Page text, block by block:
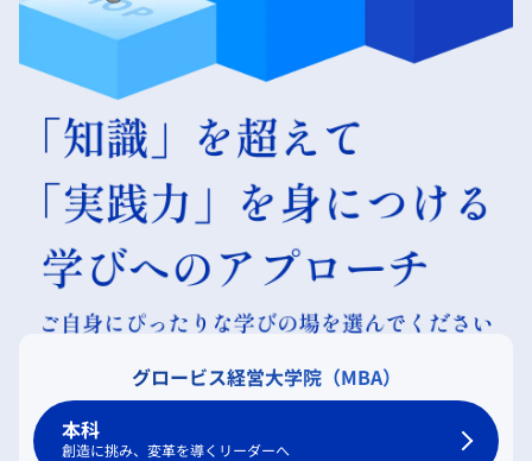
グロービス経営大学院（MBA）
本科
創造に挑み、変革を導くリーダーへ